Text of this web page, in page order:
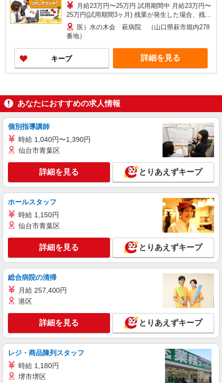
月給23万円〜25万円 試用期間中 月給23万円〜
25万円(試用期間3ヶ月) 残業が発生した場合、残業
代を1分単位で別途支給します。 ※給与は経験や
前職給与に応じて決定します。
医）水の木会 萩病院 （山口県萩市堀内278
番地）
キープ 詳細を見る
あなたにおすすめの求人情報
個別指導講師
時給 1,040円〜1,390円
仙台市青葉区
詳細を見る とりあえずキープ
ホールスタッフ
時給 1,150円
仙台市青葉区
詳細を見る とりあえずキープ
総合病院の清掃
月給 257,400円
港区
詳細を見る とりあえずキープ
レジ・商品陳列スタッフ
時給 1,180円
堺市堺区